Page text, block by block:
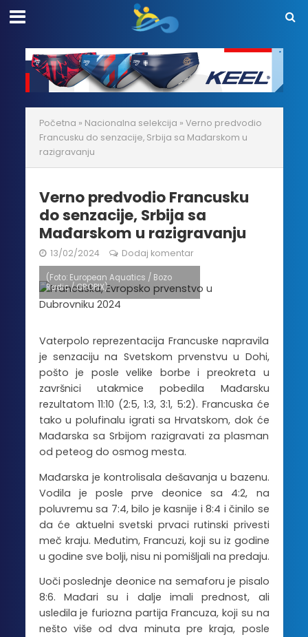
Početna » Nacionalna selekcija » Verno predvodio
Francusku do senzacije, Srbija sa Mađarskom u
razigravanju
Verno predvodio Francusku
do senzacije, Srbija sa
Mađarskom u razigravanju
13/02/2024 Dodaj komentar
(Foto: European Aquatics / Bozo
Radic / CROPIX)
Vaterpolo reprezentacija Francuske napravila
je senzaciju na Svetskom prvenstvu u Dohi,
pošto je posle velike borbe i preokreta u
završnici utakmice pobedila Mađarsku
rezultatom 11:10 (2:5, 1:3, 3:1, 5:2). Francuska će
tako u polufinalu igrati sa Hrvatskom, dok će
Mađarska sa Srbijom razigravati za plasman
od peteog do osmog mesta.
Mađarska je kontrolisala dešavanja u bazenu.
Vodila je posle prve deonice sa 4:2, na
poluvremu sa 7:4, bilo je kasnije i 8:4 i činilo se
da će aktuelni svetski prvaci rutinski privesti
meč kraju. Međutim, Francuzi, koji su iz godine
u godine sve bolji, nisu ni pomišljali na predaju.
Uoči poslednje deonice na semaforu je pisalo
8:6. Mađari su i dalje imali prednost, ali
usledila je furiozna partija Francuza, koji su na
nešto više od dva minuta pre kraja, posle